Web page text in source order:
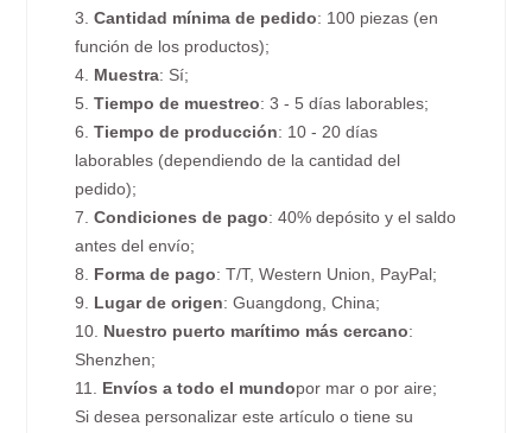
3.Cantidad mínima de pedido: 100 piezas (en
función de los productos);
4. Muestra: Sí;
5. Tiempo de muestreo: 3 - 5 días laborables;
6.Tiempo de producción: 10 - 20 días
laborables (dependiendo de la cantidad del
pedido);
7.Condiciones de pago: 40% depósito y el saldo
antes del envío;
8. Forma de pago: T/T, Western Union, PayPal;
9. Lugar de origen: Guangdong, China;
10. Nuestro puerto marítimo más cercano:
Shenzhen;
11. Envíos a todo el mundopor mar o por aire;
Si desea personalizar este artículo o tiene su